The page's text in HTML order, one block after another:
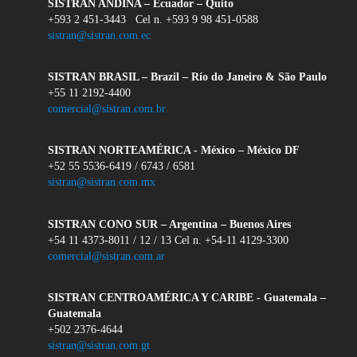
SISTRAN ANDINA – Ecuador – Quito
+593 2 451-3443 Cel n. +593 9 98 451-0588
sistran@sistran.com.ec
SISTRAN BRASIL – Brazil – Río do Janeiro & São Paulo
+55 11 2192-4400
comercial@sistran.com.br
SISTRAN NORTEAMÉRICA - México – México DF
+52 55 5536-6419 / 6743 / 6581
sistran@sistran.com.mx
SISTRAN CONO SUR – Argentina – Buenos Aires
+54 11 4373-8011 / 12 / 13 Cel n. +54-11 4129-3300
comercial@sistran.com.ar
SISTRAN CENTROAMÉRICA Y CARIBE - Guatemala –
Guatemala
+502 2376-4644
sistran@sistran.com.gt